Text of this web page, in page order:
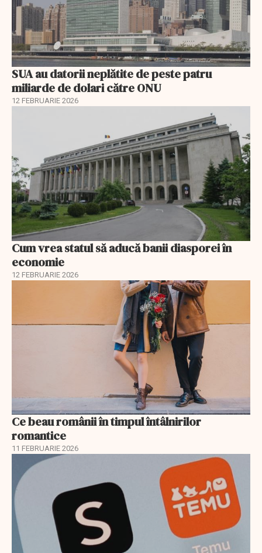
SUA au datorii neplătite de peste patru
miliarde de dolari către ONU
12 FEBRUARIE 2026
Cum vrea statul să aducă banii diasporei în
economie
12 FEBRUARIE 2026
Ce beau românii în timpul întâlnirilor
romantice
11 FEBRUARIE 2026